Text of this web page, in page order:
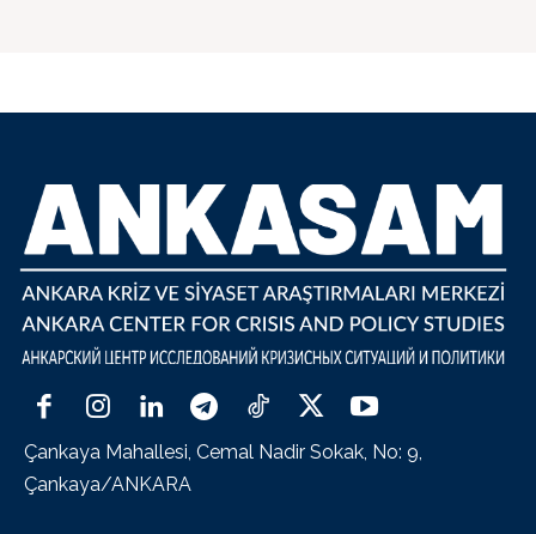
Çankaya Mahallesi, Cemal Nadir Sokak, No: 9,
Çankaya/ANKARA